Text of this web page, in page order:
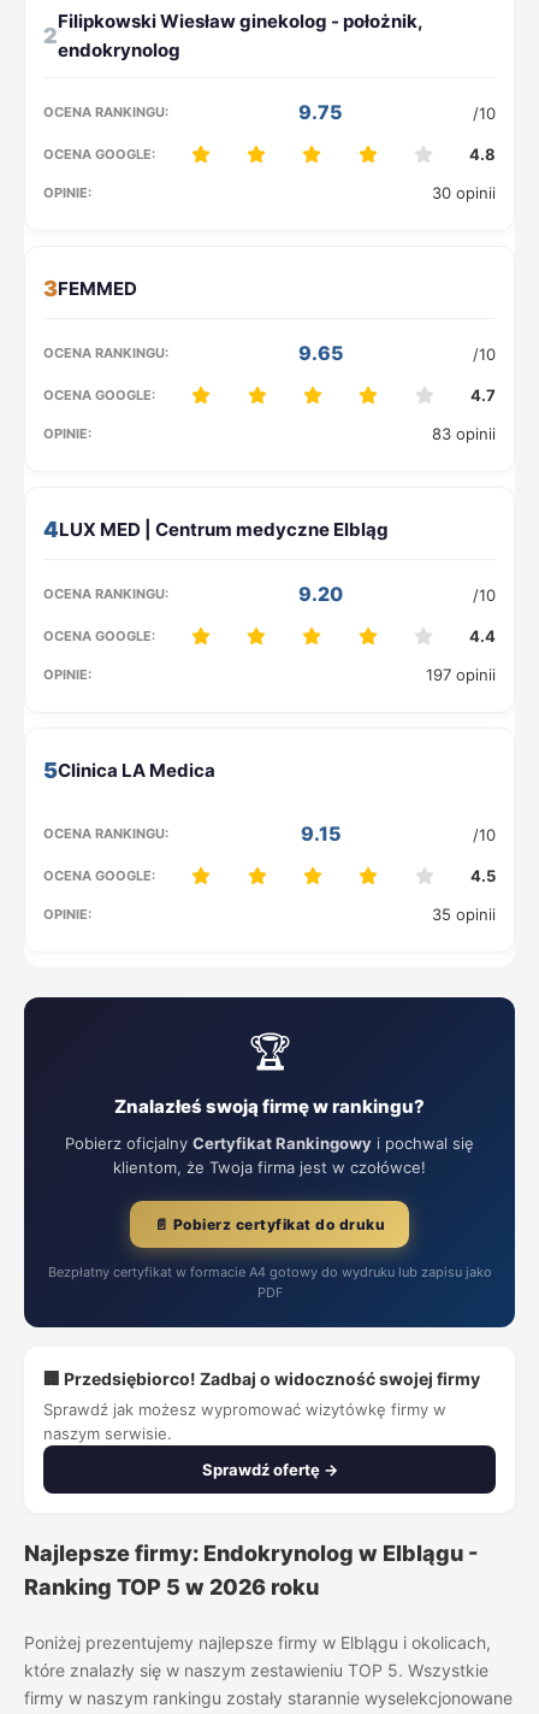
2
9.75 /10
4.8
30 opinii
3
9.65 /10
4.7
83 opinii
4
9.20 /10
4.4
197 opinii
5
9.15 /10
4.5
35 opinii
🏆
Znalazłeś swoją firmę w rankingu?
Pobierz oficjalny Certyfikat Rankingowy i pochwal się
klientom, że Twoja firma jest w czołówce!
📄 Pobierz certyfikat do druku
Bezpłatny certyfikat w formacie A4 gotowy do wydruku lub zapisu jako
PDF
🏢 Przedsiębiorco! Zadbaj o widoczność swojej firmy
Sprawdź jak możesz wypromować wizytówkę firmy w
naszym serwisie.
Sprawdź ofertę →
Najlepsze firmy: Endokrynolog w Elblągu -
Ranking TOP 5 w 2026 roku
Poniżej prezentujemy najlepsze firmy w Elblągu i okolicach,
które znalazły się w naszym zestawieniu TOP 5. Wszystkie
firmy w naszym rankingu zostały starannie wyselekcjonowane